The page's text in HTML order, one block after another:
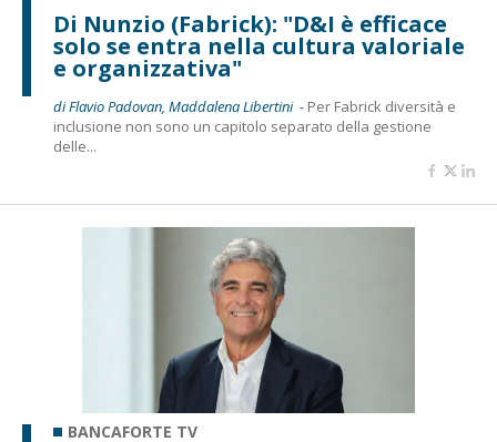
Di Nunzio (Fabrick): "D&I è efficace
solo se entra nella cultura valoriale
e organizzativa"
di Flavio Padovan, Maddalena Libertini - Per Fabrick diversità e
inclusione non sono un capitolo separato della gestione
delle...
BANCAFORTE TV